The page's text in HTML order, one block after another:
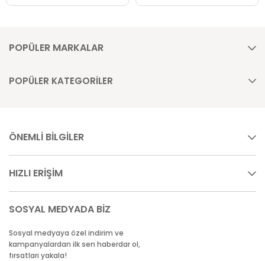
POPÜLER MARKALAR
POPÜLER KATEGORİLER
ÖNEMLİ BİLGİLER
HIZLI ERİŞİM
SOSYAL MEDYADA BİZ
Sosyal medyaya özel indirim ve
kampanyalardan ilk sen haberdar ol,
fırsatları yakala!